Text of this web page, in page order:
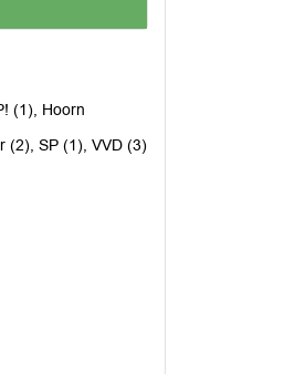
(1), Hoorn
(2), SP (1), VVD (3)